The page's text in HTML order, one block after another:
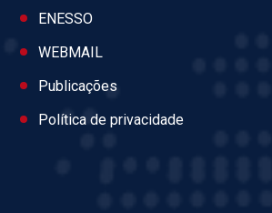
ENESSO
WEBMAIL
Publicações
Política de privacidade